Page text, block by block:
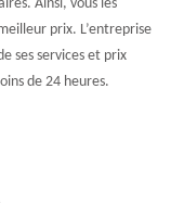
Ainsi, vous les
prix. L’entreprise
ses services et prix
de 24 heures.